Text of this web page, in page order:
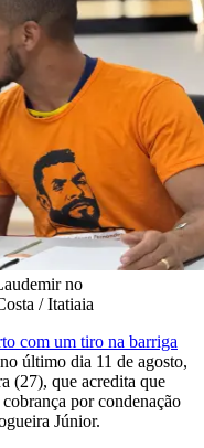
no
/ Itatiaia
com um tiro na barriga
no último dia 11 de agosto,
(27), que acredita que
por condenação
Júnior.